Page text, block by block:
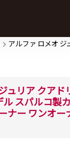
アルファ ロメオ ジ
ュリアクアド
スパルコ製
ナー ワンオ